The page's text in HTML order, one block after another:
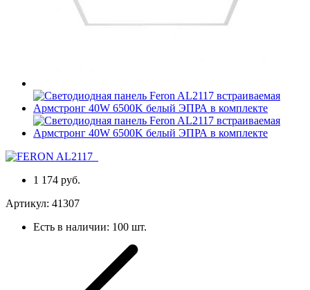
1 174 руб.
Артикул: 41307
Есть в наличии: 100 шт.